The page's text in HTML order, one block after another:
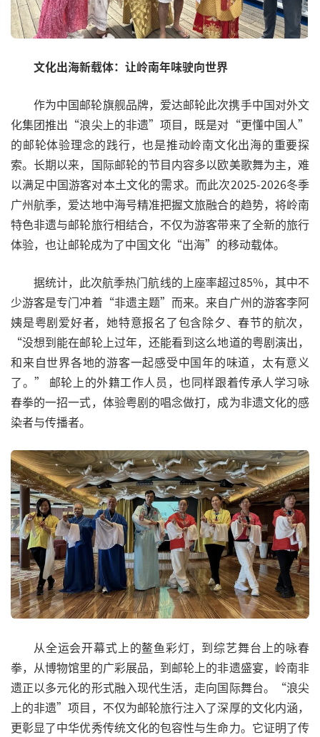
文化出海新载体：让岭南年味驶向世界
作为中国邮轮旗舰品牌，爱达邮轮此次携手中国对外文
化集团推出“浪尖上的非遗”项目，既是对“更懂中国人”
的邮轮体验理念的践行，也是推动岭南文化出海的重要探
索。长期以来，国际邮轮的节目内容多以欧美歌舞为主，难
以满足中国游客对本土文化的需求。而此次2025-2026冬季
广州航季，爱达地中海号精准把握文旅融合的趋势，将岭南
特色非遗与邮轮旅行相结合，不仅为游客带来了全新的旅行
体验，也让邮轮成为了中国文化“出海”的移动载体。
据统计，此次航季热门航线的上座率超过85%，其中不
少游客是专门冲着“非遗主题”而来。来自广州的游客李阿
姨是粤剧爱好者，她特意报名了包含除夕、春节的航次，
“没想到能在邮轮上过年，还能看到这么地道的粤剧演出，
和来自世界各地的游客一起感受中国年的味道，太有意义
了。” 邮轮上的外籍工作人员，也同样跟着传承人学习咏
春拳的一招一式，体验粤剧的唱念做打，成为非遗文化的感
染者与传播者。
从全运会开幕式上的鳌鱼彩灯，到综艺舞台上的咏春
拳，从博物馆里的广彩展品，到邮轮上的非遗盛宴，岭南非
遗正以多元化的形式融入现代生活，走向国际舞台。“浪尖
上的非遗”项目，不仅为邮轮旅行注入了深厚的文化内涵，
更彰显了中华优秀传统文化的包容性与生命力。它证明了传